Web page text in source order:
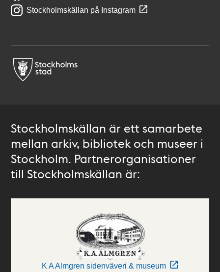
Stockholmskällan på Instagram
Stockholmskällan är ett samarbete
mellan arkiv, bibliotek och museer i
Stockholm. Partnerorganisationer
till Stockholmskällan är:
K A Almgren sidenväveri & museum